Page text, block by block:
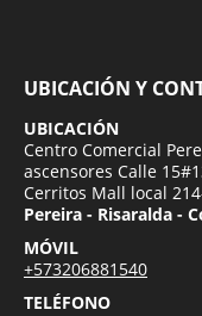
UBICACIÓN Y
UBICACIÓN
Centro Comercial
ascensores Calle
Cerritos Mall local
Pereira - Risaralda -
MÓVIL
+573206881540
TELÉFONO